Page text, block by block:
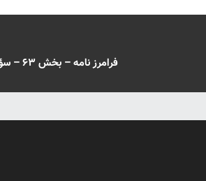
فرامرز نامه – بخش ۶۳ – سؤال کردن فرامرز و پاسخ دادن برهمن